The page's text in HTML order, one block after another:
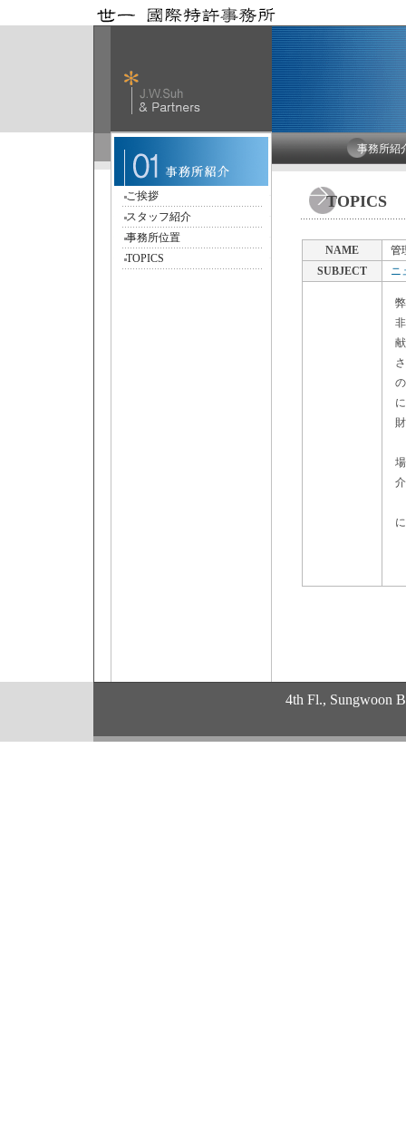
ご挨拶
スタッフ紹介
事務所位置
TOPICS
事務所紹
TOPICS
NAME
管
SUBJECT
ニ
4th Fl., Sungwoon